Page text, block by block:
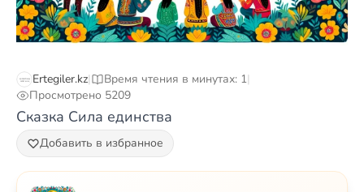
Ertegiler.kz| Время чтения в минутах: 1|
Просмотрено 5209
Сказка Сила единства
Добавить в избранное